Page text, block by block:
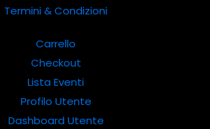
Termini & Condizioni
Carrello
Checkout
Lista Eventi
Profilo Utente
Dashboard Utente